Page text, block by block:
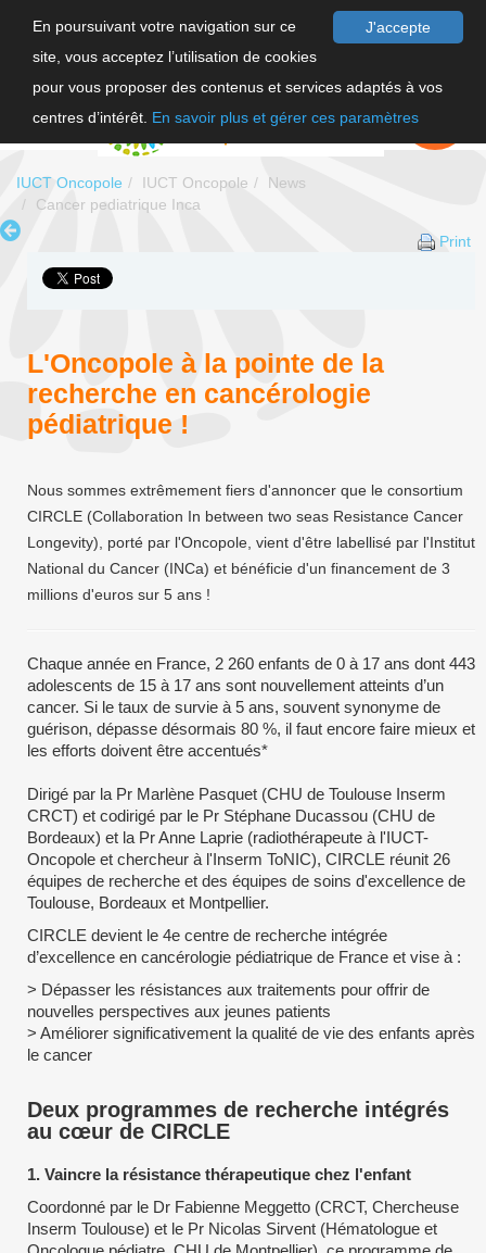
J'accepte
En poursuivant votre navigation sur ce
site, vous acceptez l’utilisation de cookies
pour vous proposer des contenus et services adaptés à vos
centres d’intérêt. En savoir plus et gérer ces paramètres
FAIRE UN
DON
IUCT Oncopole IUCT Oncopole
News
Cancer pediatrique Inca
Print
L'Oncopole à la pointe de la
recherche en cancérologie
pédiatrique !
Nous sommes extrêmement fiers d'annoncer que le consortium
CIRCLE (Collaboration In between two seas Resistance Cancer
Longevity), porté par l'Oncopole, vient d'être labellisé par l'Institut
National du Cancer (INCa) et bénéficie d'un financement de 3
millions d'euros sur 5 ans !
Chaque année en France, 2 260 enfants de 0 à 17 ans dont 443
adolescents de 15 à 17 ans sont nouvellement atteints d’un
cancer. Si le taux de survie à 5 ans, souvent synonyme de
guérison, dépasse désormais 80 %, il faut encore faire mieux et
les efforts doivent être accentués*
Dirigé par la Pr Marlène Pasquet (CHU de Toulouse Inserm
CRCT) et codirigé par le Pr Stéphane Ducassou (CHU de
Bordeaux) et la Pr Anne Laprie (radiothérapeute à l'IUCT-
Oncopole et chercheur à l'Inserm ToNIC), CIRCLE réunit 26
équipes de recherche et des équipes de soins d'excellence de
Toulouse, Bordeaux et Montpellier.
CIRCLE devient le 4e centre de recherche intégrée
d’excellence en cancérologie pédiatrique de France et vise à :
> Dépasser les résistances aux traitements pour offrir de
nouvelles perspectives aux jeunes patients
> Améliorer significativement la qualité de vie des enfants après
le cancer
Deux programmes de recherche intégrés
au cœur de CIRCLE
1. Vaincre la résistance thérapeutique chez l'enfant
Coordonné par le Dr Fabienne Meggetto (CRCT, Chercheuse
Inserm Toulouse) et le Pr Nicolas Sirvent (Hématologue et